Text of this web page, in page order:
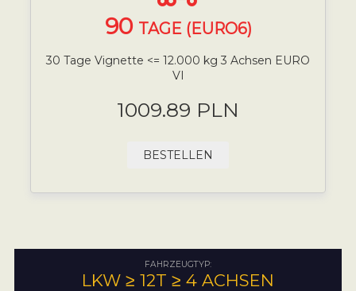
90 TAGE (EURO6)
30 Tage Vignette <= 12.000 kg 3 Achsen EURO
VI
1009.89 PLN
BESTELLEN
FAHRZEUGTYP:
LKW ≥ 12T ≥ 4 ACHSEN